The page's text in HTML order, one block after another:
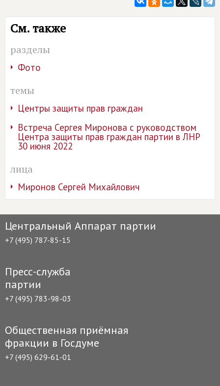
См. также
разделы
Фото
темы
Центры защиты прав граждан
Встреча Сергея Миронова с руководством
Центра защиты прав граждан партии в ЛНР
30 июня 2022
лица
Миронов Сергей Михайлович
Центральный Аппарат партии
+7 (495) 787-85-15
Пресс-служба
партии
+7 (495) 783-98-03
Общественная приёмная
фракции в Госдуме
+7 (495) 629-61-01